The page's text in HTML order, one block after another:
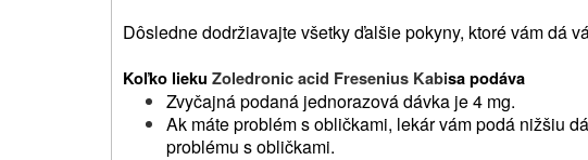
Dôsledne dodržiavajte všetky ďalšie pokyny, ktoré vám dá
Koľko lieku Zoledronic acid Fresenius Kabisa podáva
Zvyčajná podaná jednorazová dávka je 4 mg.
Ak máte problém s obličkami, lekár vám podá nižšiu
problému s obličkami.